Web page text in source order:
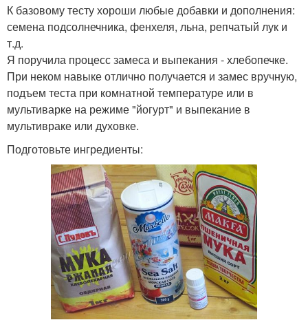
К базовому тесту хороши любые добавки и дополнения:
семена подсолнечника, фенхеля, льна, репчатый лук и
т.д.
Я поручила процесс замеса и выпекания - хлебопечке.
При неком навыке отлично получается и замес вручную,
подъем теста при комнатной температуре или в
мультиварке на режиме "йогурт" и выпекание в
мультивраке или духовке.
Подготовьте ингредиенты: